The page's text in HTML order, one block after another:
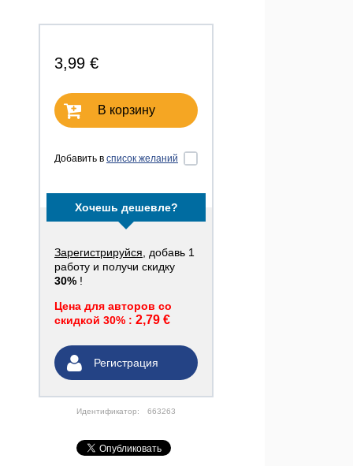
3,99 €
В корзину
Добавить в список желаний
Хочешь дешевле?
Зарегистрируйся , добавь 1
работу и получи скидку
30% !
Цена для авторов со
скидкой 30% : 2,79 €
Регистрация
Идентификатор: 663263